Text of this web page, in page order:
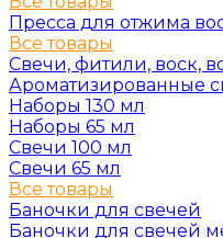
Пресса для отжима
Все товары
Свечи, фитили, воск,
Ароматизированные
Наборы 130 мл
Наборы 65 мл
Свечи 100 мл
Свечи 65 мл
Все товары
Баночки для свечей
Баночки для свечей